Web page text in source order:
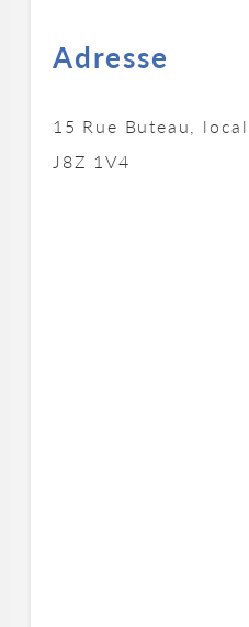
Adresse
15 Rue Buteau,
J8Z 1V4